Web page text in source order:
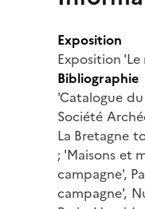
Exposition
Exposition
Bibliographie
'Catalogue
Société
La Bretagne
; 'Maisons et
campagne',
campagne',